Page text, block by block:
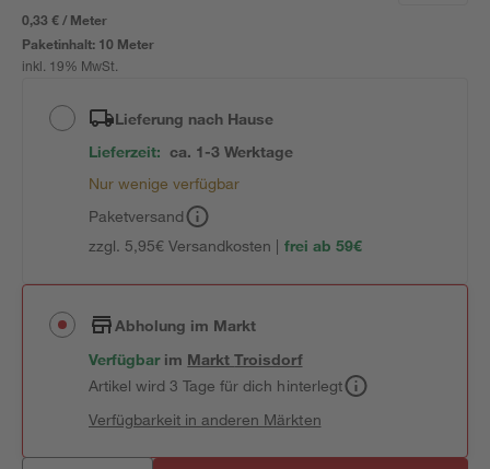
0,33 € / Meter
Paketinhalt: 10 Meter
inkl. 19% MwSt.
Lieferung nach Hause
Lieferzeit: ca. 1-3 Werktage
Nur wenige verfügbar
Paketversand
zzgl. 5,95€ Versandkosten | frei ab 59€
Abholung im Markt
Verfügbar im MarktTroisdorf
Artikel wird 3 Tage für dich hinterlegt
Verfügbarkeit in anderen Märkten